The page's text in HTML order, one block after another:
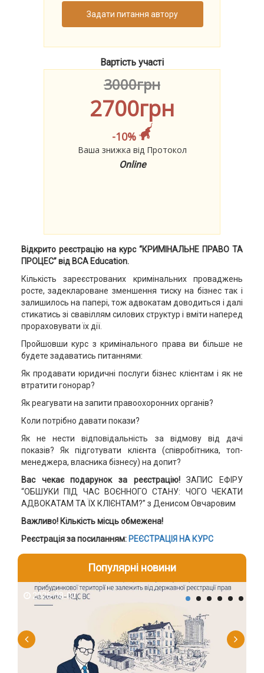
Задати питання автору
Вартість участі
3000грн
2700грн
-10%
Ваша знижка від Протокол
Online
Відкрито реєстрацію на курс “КРИМІНАЛЬНЕ ПРАВО ТА
ПРОЦЕС” від BCA Education.
Кількість зареєстрованих кримінальних проваджень
росте, задеклароване зменшення тиску на бізнес так і
залишилось на папері, тож адвокатам доводиться і далі
стикатись зі свавіллям силових структур і вміти наперед
прораховувати їх дії.
Пройшовши курс з кримінального права ви більше не
будете задаватись питаннями:
Як продавати юридичні послуги бізнес клієнтам і як не
втратити гонорар?
Як реагувати на запити правоохоронних органів?
Коли потрібно давати покази?
Як не нести відповідальність за відмову від дачі
показів? Як підготувати клієнта (співробітника, топ-
менеджера, власника бізнесу) на допит?
Вас чекає подарунок за реєстрацію!ЗАПИС ЕФІРУ
“ОБШУКИ ПІД ЧАС ВОЄННОГО СТАНУ: ЧОГО ЧЕКАТИ
АДВОКАТАМ ТА ЇХ КЛІЄНТАМ?” з Денисом Овчаровим
Важливо! Кількість місць обмежена!
Реєстрація за посиланням: РЕЄСТРАЦІЯ НА КУРС
Популярні новини
2026-08-07